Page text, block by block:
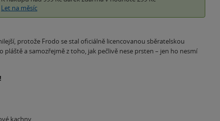
Let na měsíc
protože Frodo se stal oficiálně licencovanou sběratelskou
a samozřejmě z toho, jak pečlivě nese prsten – jen ho nesmí
kachny.